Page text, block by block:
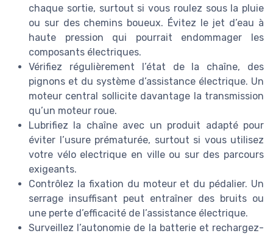
chaque sortie, surtout si vous roulez sous la pluie
ou sur des chemins boueux. Évitez le jet d’eau à
haute pression qui pourrait endommager les
composants électriques.
Vérifiez régulièrement l’état de la chaîne, des
pignons et du système d’assistance électrique. Un
moteur central sollicite davantage la transmission
qu’un moteur roue.
Lubrifiez la chaîne avec un produit adapté pour
éviter l’usure prématurée, surtout si vous utilisez
votre vélo electrique en ville ou sur des parcours
exigeants.
Contrôlez la fixation du moteur et du pédalier. Un
serrage insuffisant peut entraîner des bruits ou
une perte d’efficacité de l’assistance électrique.
Surveillez l’autonomie de la batterie et rechargez-